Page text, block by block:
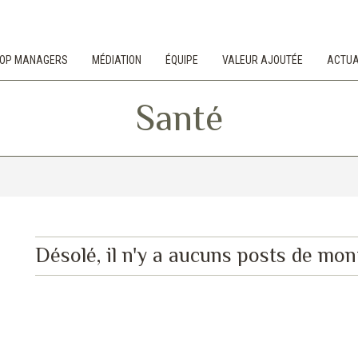
MANAGERS MÉDIATION ÉQUIPE VALEUR AJOUTÉE
Santé
Désolé, il n'y a aucuns posts de